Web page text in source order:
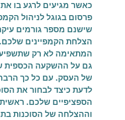
כאשר מגיעים לרגע בו
פרסום בגוגל לניהול
שישנם מספר גורמים
הצלחת הקמפיינים
המתאימה לא רק
גם על ההשקעה הכספית
של העסק. עם כל כך הרבה
לדעת כיצד לבחור את
הספציפיים שלכם.
וההצלחה של הסוכנות